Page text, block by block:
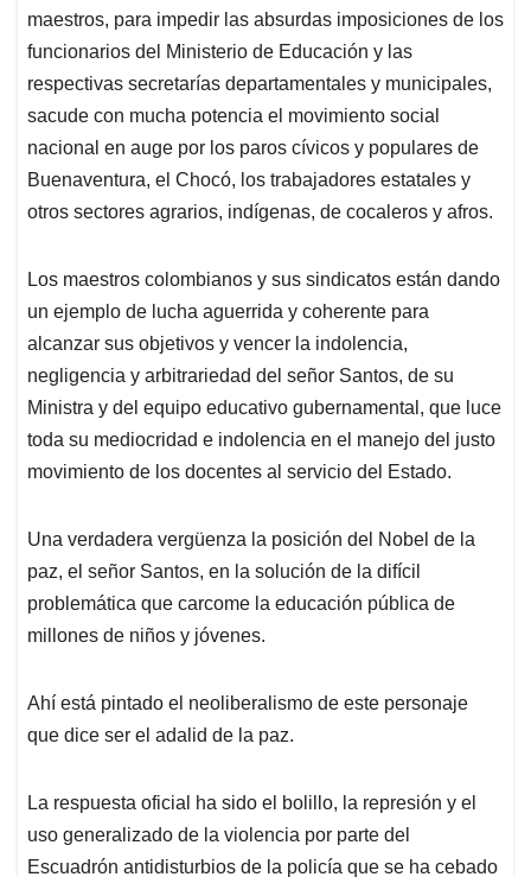
maestros, para impedir las absurdas imposiciones de los
funcionarios del Ministerio de Educación y las
respectivas secretarías departamentales y municipales,
sacude con mucha potencia el movimiento social
nacional en auge por los paros cívicos y populares de
Buenaventura, el Chocó, los trabajadores estatales y
otros sectores agrarios, indígenas, de cocaleros y afros.
Los maestros colombianos y sus sindicatos están dando
un ejemplo de lucha aguerrida y coherente para
alcanzar sus objetivos y vencer la indolencia,
negligencia y arbitrariedad del señor Santos, de su
Ministra y del equipo educativo gubernamental, que luce
toda su mediocridad e indolencia en el manejo del justo
movimiento de los docentes al servicio del Estado.
Una verdadera vergüenza la posición del Nobel de la
paz, el señor Santos, en la solución de la difícil
problemática que carcome la educación pública de
millones de niños y jóvenes.
Ahí está pintado el neoliberalismo de este personaje
que dice ser el adalid de la paz.
La respuesta oficial ha sido el bolillo, la represión y el
uso generalizado de la violencia por parte del
Escuadrón antidisturbios de la policía que se ha cebado